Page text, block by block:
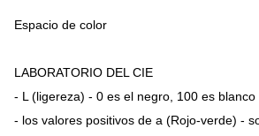
Espacio de color
LABORATORIO DEL CIE
- L (ligereza) - 0 es el negro, 100 es blanco
- los valores positivos de a (Rojo-verde) -